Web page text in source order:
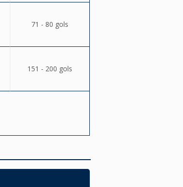
71 - 80 gols
151 - 200 gols